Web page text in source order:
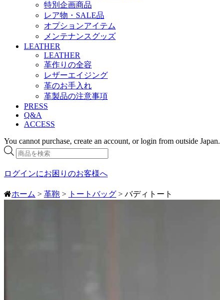
特別企画商品
レア物・SALE品
オプションアイテム
メンテナンスグッズ
LEATHER
LEATHER
革作りの全容
レザーエイジング
革のお手入れ
革製品の注意事項
PRESS
Q&A
ACCESS
You cannot purchase, create an account, or login from outside Japan.
商
品
検
ログインにお困りのお客様へ
ホーム > 革鞄 > トートバッグ > バディトート